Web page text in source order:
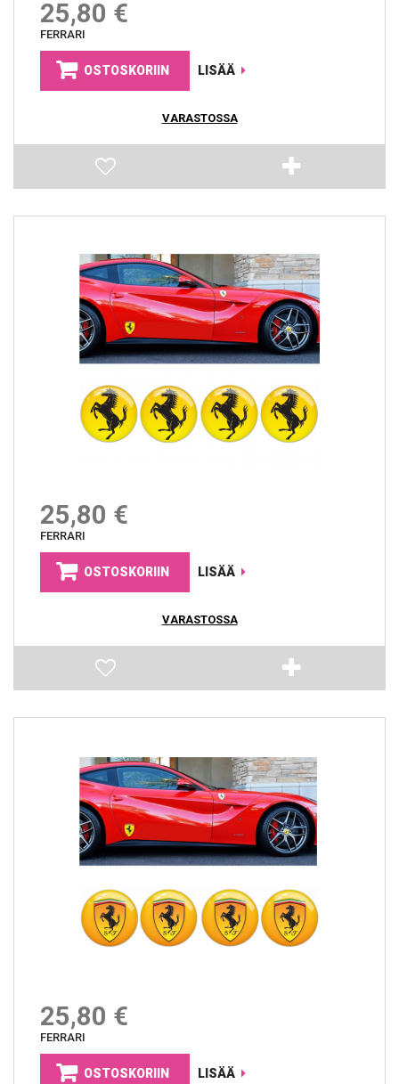
25,80 €
FERRARI
OSTOSKORIIN LISÄÄ
VARASTOSSA
25,80 €
FERRARI
OSTOSKORIIN LISÄÄ
VARASTOSSA
25,80 €
FERRARI
OSTOSKORIIN LISÄÄ